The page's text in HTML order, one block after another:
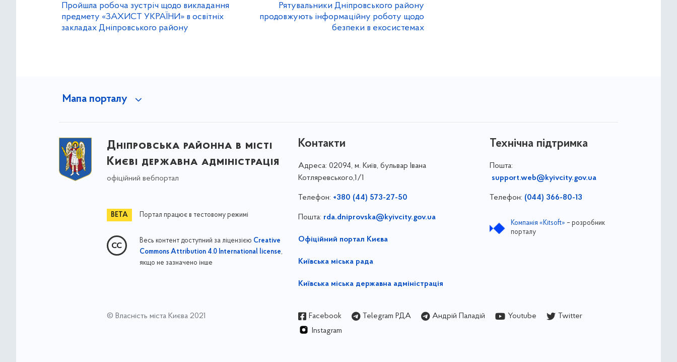
Пройшла робоча зустріч щодо викладання
предмету «ЗАХИСТ УКРАЇНИ» в освітніх
закладах Дніпровського району
Рятувальники Дніпровського району
продовжують інформаційну роботу щодо
безпеки в екосистемах
Мапа порталу
Дніпровська районна в місті
Києві державна адміністрація
офіційний вебпортал
Портал працює в тестовому режимі
Весь контент доступний за ліцензією Creative
Commons Attribution 4.0 International license,
якщо не зазначено інше
Контакти
Адреса: 02094, м. Київ, бульвар Івана
Котляревського,1/1
Телефон: +380 (44) 573-27-50
Пошта: rda.dniprovska@kyivcity.gov.ua
Офіційний портал Києва
Київська міська рада
Київська міська державна адміністрація
Технічна підтримка
Пошта:
support.web@kyivcity.gov.ua
Телефон: (044) 366-80-13
Компанія «Kitsoft» – розробник
порталу
© Власність міста Києва 2021 Facebook Telegram РДА Андрій Паладій Youtube
Twitter
Instagram